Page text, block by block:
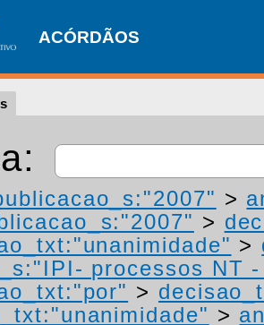
ACÓRDÃOS
>
>
>
processos NT
>
>